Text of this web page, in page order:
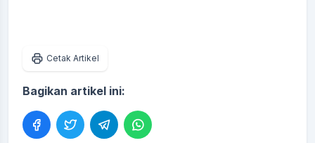
Cetak Artikel
Bagikan artikel ini: